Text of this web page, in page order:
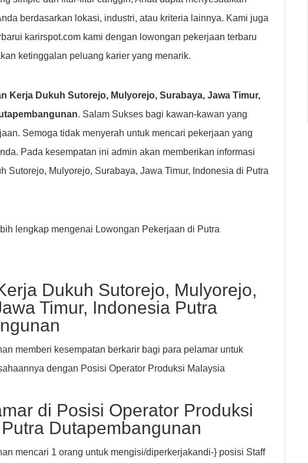
berdasarkan lokasi, industri, atau kriteria lainnya. Kami juga
karirspot.com kami dengan lowongan pekerjaan terbaru
ketinggalan peluang karier yang menarik.
Kerja Dukuh Sutorejo, Mulyorejo, Surabaya, Jawa Timur,
. Salam Sukses bagi kawan-kawan yang
Semoga tidak menyerah untuk mencari pekerjaan yang
Pada kesempatan ini admin akan memberikan informasi
Sutorejo, Mulyorejo, Surabaya, Jawa Timur, Indonesia di Putra
lengkap mengenai Lowongan Pekerjaan di Putra
Dukuh Sutorejo, Mulyorejo,
Timur, Indonesia Putra
memberi kesempatan berkarir bagi para pelamar untuk
dengan Posisi Operator Produksi Malaysia
di Posisi Operator Produksi
Dutapembangunan
mencari 1 orang untuk mengisi/diperkerjakandi-} posisi Staff